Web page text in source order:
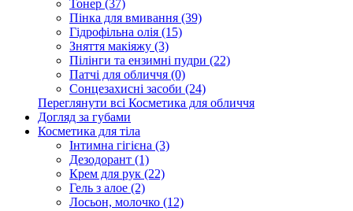
Тонер (37)
Пінка для вмивання (39)
Гідрофільна олія (15)
Зняття макіяжу (3)
Пілінги та ензимні пудри (22)
Патчі для обличчя (0)
Сонцезахисні засоби (24)
Переглянути всі Косметика для обличчя
Догляд за губами
Косметика для тіла
Інтимна гігієна (3)
Дезодорант (1)
Крем для рук (22)
Гель з алое (2)
Лосьон, молочко (12)